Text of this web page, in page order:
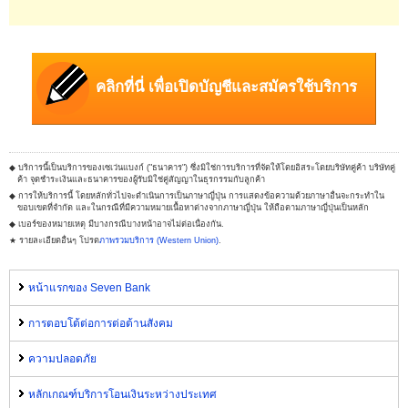
คลิกที่นี่ เพื่อเปิดบัญชีและสมัครใช้บริการ
◆ บริการนี้เป็นบริการของเซเว่นแบงก์ ("ธนาคาร") ซึ่งมิใช่การบริการที่จัดให้โดยอิสระโดยบริษัทคู่ค้า บริษัทคู่
ค้า จุดชำระเงินและธนาคารของผู้รับมิใช่คู่สัญญาในธุรกรรมกับลูกค้า
◆ การให้บริการนี้ โดยหลักทั่วไปจะดำเนินการเป็นภาษาญี่ปุ่น การแสดงข้อความด้วยภาษาอื่นจะกระทำใน
ขอบเขตที่จำกัด และในกรณีที่มีความหมายเนื้อหาต่างจากภาษาญี่ปุ่น ให้ถือตามภาษาญี่ปุ่นเป็นหลัก
◆ เบอร์ของหมายเหตุ มีบางกรณีบางหน้าอาจไม่ต่อเนื่องกัน.
★ รายละเอียดอื่นๆ โปรดภาพรวมบริการ (Western Union).
หน้าแรกของ Seven Bank
การตอบโต้ต่อการต่อต้านสังคม
ความปลอดภัย
หลักเกณฑ์บริการโอนเงินระหว่างประเทศ